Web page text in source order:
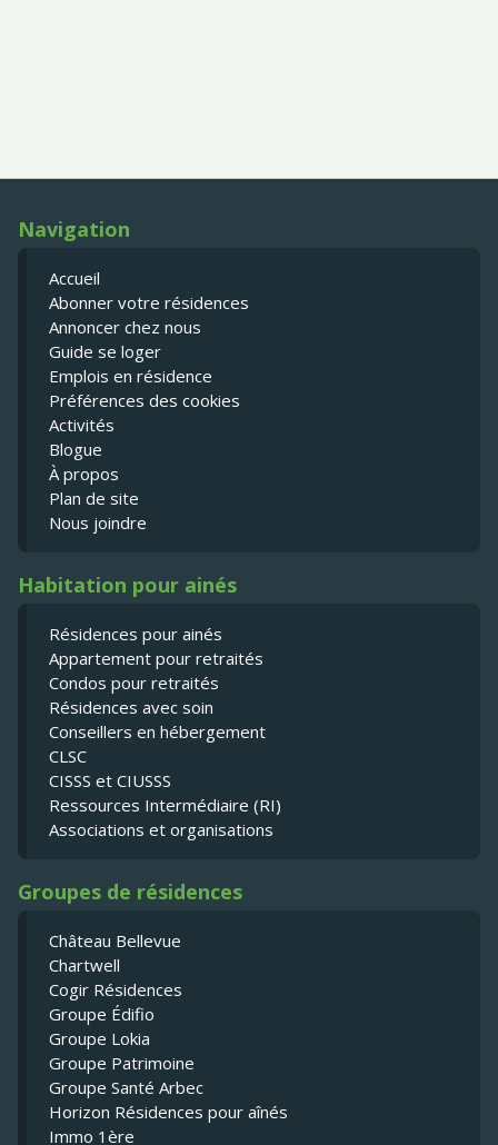
Navigation
Accueil
Abonner votre résidences
Annoncer chez nous
Guide se loger
Emplois en résidence
Préférences des cookies
Activités
Blogue
À propos
Plan de site
Nous joindre
Habitation pour ainés
Résidences pour ainés
Appartement pour retraités
Condos pour retraités
Résidences avec soin
Conseillers en hébergement
CLSC
CISSS et CIUSSS
Ressources Intermédiaire (RI)
Associations et organisations
Groupes de résidences
Château Bellevue
Chartwell
Cogir Résidences
Groupe Édifio
Groupe Lokia
Groupe Patrimoine
Groupe Santé Arbec
Horizon Résidences pour aînés
Immo 1ère